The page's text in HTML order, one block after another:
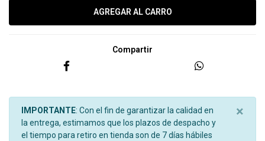
Compartir
IMPORTANTE: Con el fin de garantizar la calidad en
la entrega, estimamos que los plazos de despacho y
el tiempo para retiro en tienda son de 7 días hábiles
×